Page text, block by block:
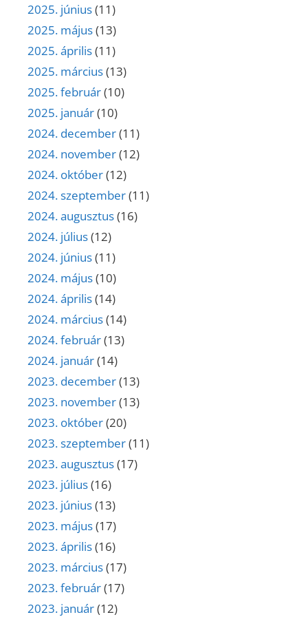
2025. június(11)
2025. május(13)
2025. április(11)
2025. március(13)
2025. február(10)
2025. január(10)
2024. december(11)
2024. november(12)
2024. október(12)
2024. szeptember(11)
2024. augusztus(16)
2024. július(12)
2024. június(11)
2024. május(10)
2024. április(14)
2024. március(14)
2024. február(13)
2024. január(14)
2023. december(13)
2023. november(13)
2023. október(20)
2023. szeptember(11)
2023. augusztus(17)
2023. július(16)
2023. június(13)
2023. május(17)
2023. április(16)
2023. március(17)
2023. február(17)
2023. január(12)